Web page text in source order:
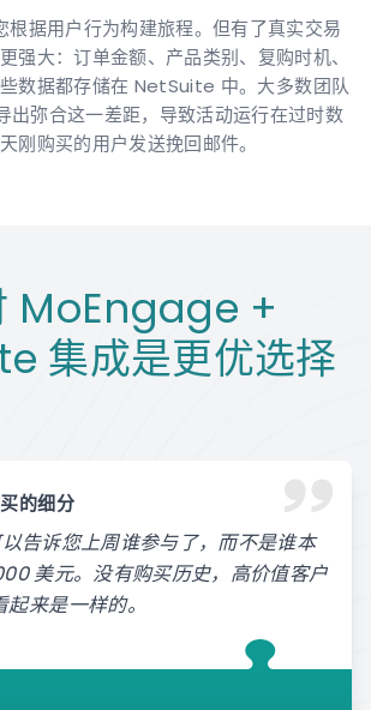
据用户行为构建旅程。但有了真实交易
强大：订单金额、产品类别、复购时机、
数据都存储在 NetSuite 中。大多数团队
出弥合这一差距，导致活动运行在过时数
刚购买的用户发送挽回邮件。
MoEngage +
集成是更优选择
的细分
告诉您上周谁参与了，而不是谁本
美元。没有购买历史，高价值客户
来是一样的。